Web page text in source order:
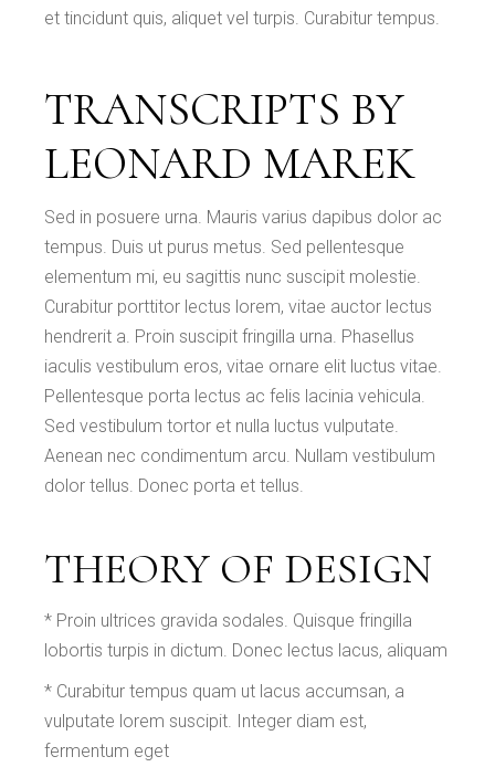
et tincidunt quis, aliquet vel turpis. Curabitur tempus.
TRANSCRIPTS BY
LEONARD MAREK
Sed in posuere urna. Mauris varius dapibus dolor ac
tempus. Duis ut purus metus. Sed pellentesque
elementum mi, eu sagittis nunc suscipit molestie.
Curabitur porttitor lectus lorem, vitae auctor lectus
hendrerit a. Proin suscipit fringilla urna. Phasellus
iaculis vestibulum eros, vitae ornare elit luctus vitae.
Pellentesque porta lectus ac felis lacinia vehicula.
Sed vestibulum tortor et nulla luctus vulputate.
Aenean nec condimentum arcu. Nullam vestibulum
dolor tellus. Donec porta et tellus.
THEORY OF DESIGN
* Proin ultrices gravida sodales. Quisque fringilla
lobortis turpis in dictum. Donec lectus lacus, aliquam
* Curabitur tempus quam ut lacus accumsan, a
vulputate lorem suscipit. Integer diam est,
fermentum eget